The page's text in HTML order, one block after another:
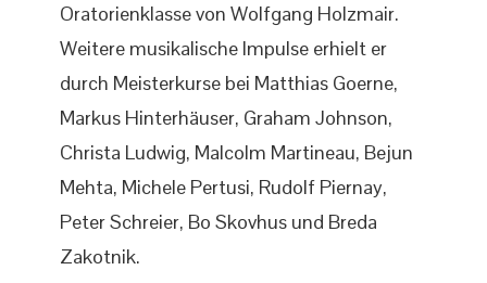
Oratorienklasse von Wolfgang Holzmair.
Weitere musikalische Impulse erhielt er
durch Meisterkurse bei Matthias Goerne,
Markus Hinterhäuser, Graham Johnson,
Christa Ludwig, Malcolm Martineau, Bejun
Mehta, Michele Pertusi, Rudolf Piernay,
Peter Schreier, Bo Skovhus und Breda
Zakotnik.